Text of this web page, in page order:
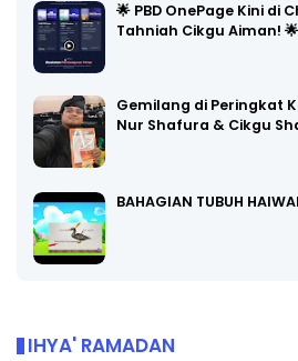
🌟 PBD OnePage Kini di
Tahniah Cikgu Aiman! 🌟
Gemilang di Peringkat
Nur Shafura & Cikgu
BAHAGIAN TUBUH
IHYA' RAMADAN